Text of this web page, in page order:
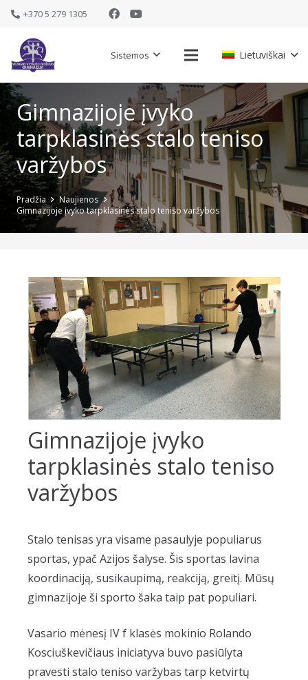
+370 5 279 1305
Sistemos Lietuviškai
Gimnazijoje įvyko
tarpklasinės stalo teniso
varžybos
Pradžia
Naujienos
Gimnazijoje įvyko tarpklasinės stalo teniso varžybos
Gimnazijoje įvyko
tarpklasinės stalo teniso
varžybos
Stalo tenisas yra visame pasaulyje populiarus
sportas, ypač Azijos šalyse. Šis sportas lavina
koordinaciją, susikaupimą, reakciją, greitį. Mūsų
gimnazijoje ši sporto šaka taip pat populiari.
Vasario mėnesį IV f klasės mokinio Rolando
Kosciuškevičiaus iniciatyva buvo pasiūlyta
pravesti stalo teniso varžybas tarp ketvirtų